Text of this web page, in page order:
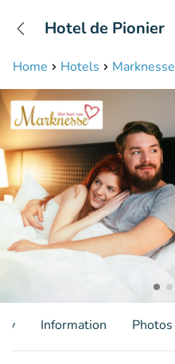
Home Hotels Marknesse
Hotel de Pionier
Information Photos